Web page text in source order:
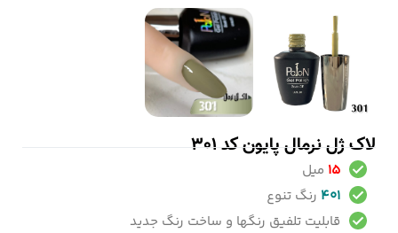
لاک ژل نرمال پایون کد 301
15 میل
401 رنگ تنوع
قابلیت تلفیق رنگها و ساخت رنگ جدید